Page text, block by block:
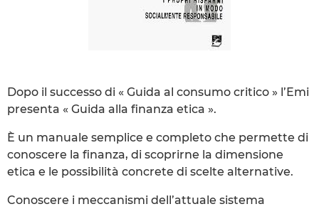
Dopo il successo di « Guida al consumo critico » l’Emi
presenta « Guida alla finanza etica ».
È un manuale semplice e completo che permette di
conoscere la finanza, di scoprirne la dimensione
etica e le possibilità concrete di scelte alternative.
Conoscere i meccanismi dell’attuale sistema